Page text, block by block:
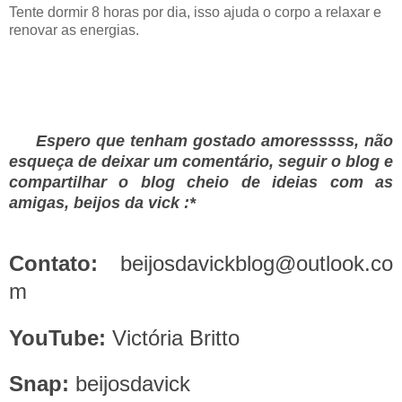
Tente dormir 8 horas por dia, isso ajuda o corpo a relaxar e
renovar as energias.
Espero que tenham gostado amoresssss, não
esqueça de deixar um comentário, seguir o blog e
compartilhar o blog cheio de ideias com as
amigas, beijos da vick :*
Contato: beijosdavickblog@outlook.co
m
YouTube: Victória Britto
Snap: beijosdavick